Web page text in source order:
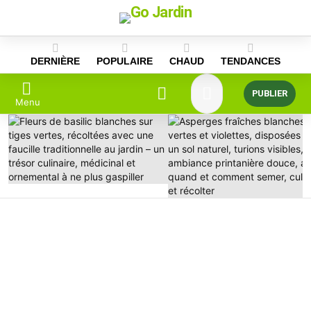
content
DERNIÈRE POPULAIRE CHAUD TENDANCES
Menu
PUBLIER
DERNIÈRES
HISTOIRES